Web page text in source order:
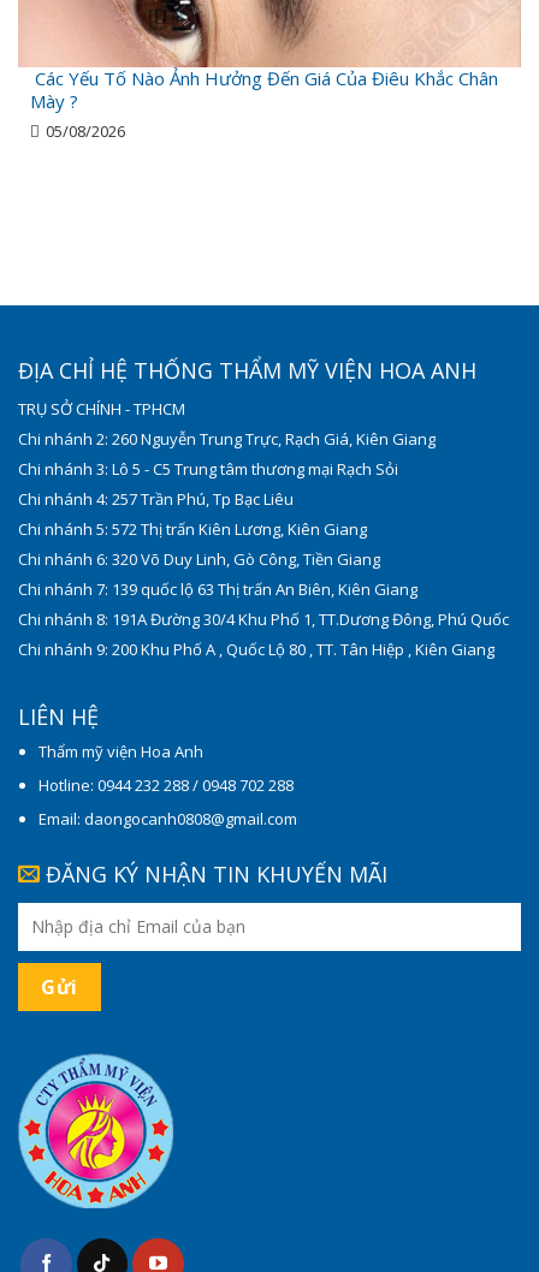
Các Yếu Tố Nào Ảnh Hưởng Đến Giá Của Điêu Khắc Chân
Mày ?
05/08/2026
ĐỊA CHỈ HỆ THỐNG THẨM MỸ VIỆN HOA ANH
TRỤ SỞ CHÍNH - TPHCM
Chi nhánh 2: 260 Nguyễn Trung Trực, Rạch Giá, Kiên Giang
Chi nhánh 3: Lô 5 - C5 Trung tâm thương mại Rạch Sỏi
Chi nhánh 4: 257 Trần Phú, Tp Bạc Liêu
Chi nhánh 5: 572 Thị trấn Kiên Lương, Kiên Giang
Chi nhánh 6: 320 Võ Duy Linh, Gò Công, Tiền Giang
Chi nhánh 7: 139 quốc lộ 63 Thị trấn An Biên, Kiên Giang
Chi nhánh 8: 191A Đường 30/4 Khu Phố 1, TT.Dương Đông, Phú Quốc
Chi nhánh 9: 200 Khu Phố A , Quốc Lộ 80 , TT. Tân Hiệp , Kiên Giang
LIÊN HỆ
Thẩm mỹ viện Hoa Anh
Hotline: 0944 232 288 / 0948 702 288
Email: daongocanh0808@gmail.com
ĐĂNG KÝ NHẬN TIN KHUYẾN MÃI